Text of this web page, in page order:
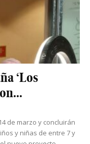
‘Los
de marzo y concluirán
y niñas de entre 7 y